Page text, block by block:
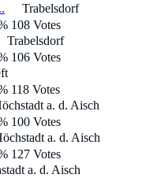
Trabelsdorf
108 Votes
Trabelsdorf
106 Votes
118 Votes
a. d. Aisch
100 Votes
a. d. Aisch
127 Votes
a. d. Aisch